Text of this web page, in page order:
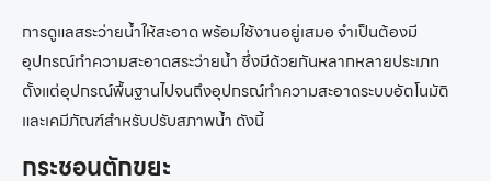
การดูแลสระว่ายน้ำให้สะอาด พร้อมใช้งานอยู่เสมอ จำเป็นต้องมี
อุปกรณ์ทำความสะอาดสระว่ายน้ำ ซึ่งมีด้วยกันหลากหลายประเภท
ตั้งแต่อุปกรณ์พื้นฐานไปจนถึงอุปกรณ์ทำความสะอาดระบบอัตโนมัติ
และเคมีภัณฑ์สำหรับปรับสภาพน้ำ ดังนี้
กระชอนตักขยะ